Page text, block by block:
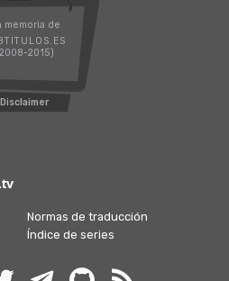
memoria de
2015)
Disclaimer
Normas de traducción
Índice de series